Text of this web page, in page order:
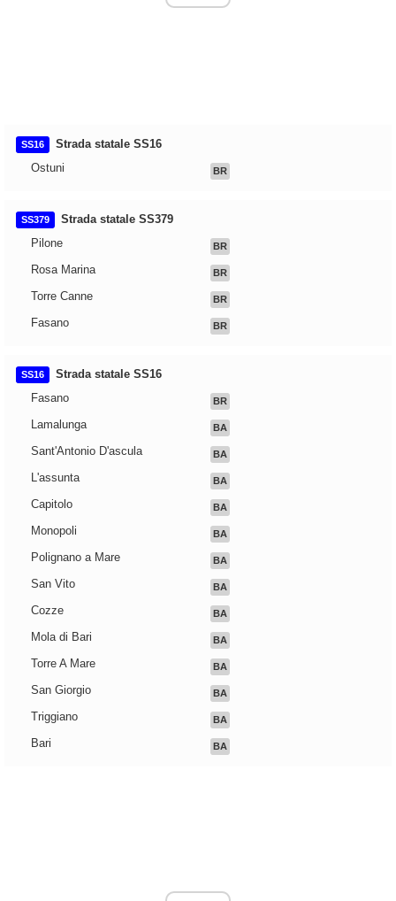
SS16
Strada statale SS16
Ostuni
BR
SS379
Strada statale SS379
Pilone
BR
Rosa Marina BR
Torre Canne BR
Fasano BR
SS16
Strada statale SS16
Fasano
BR
Lamalunga BA
Sant'Antonio D'ascula BA
L'assunta BA
Capitolo BA
Monopoli BA
Polignano a Mare BA
San Vito BA
Cozze BA
Mola di Bari BA
Torre A Mare BA
San Giorgio BA
Triggiano BA
Bari BA